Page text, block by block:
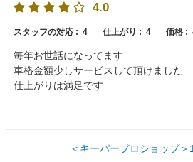
4.0
スタッフの対応 : 4 仕上がり : 4 価格 :
毎年お世話になってます
車格金額少しサービスして頂けました
仕上がりは満足です
＜キーパープロショップ